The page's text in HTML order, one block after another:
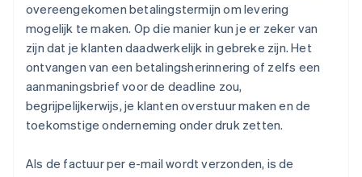
overeengekomen betalingstermijn om levering
mogelijk te maken. Op die manier kun je er zeker van
zijn dat je klanten daadwerkelijk in gebreke zijn. Het
ontvangen van een betalingsherinnering of zelfs een
aanmaningsbrief voor de deadline zou,
begrijpelijkerwijs, je klanten overstuur maken en de
toekomstige onderneming onder druk zetten.
Als de factuur per e-mail wordt verzonden, is de